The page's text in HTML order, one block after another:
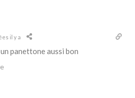
il y a
panettone aussi bon